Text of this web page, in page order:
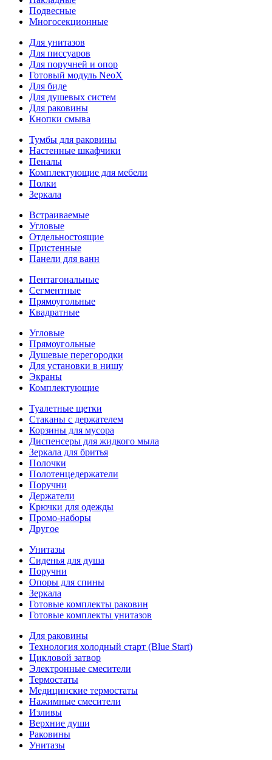
Подвесные
Многосекционные
Для унитазов
Для писсуаров
Для поручней и опор
Готовый модуль NeoX
Для биде
Для душевых систем
Для раковины
Кнопки смыва
Тумбы для раковины
Настенные шкафчики
Пеналы
Комплектующие для мебели
Полки
Зеркала
Встраиваемые
Угловые
Отдельностоящие
Пристенные
Панели для ванн
Пентагональные
Сегментные
Прямоугольные
Квадратные
Угловые
Прямоугольные
Душевые перегородки
Для установки в нишу
Экраны
Комплектующие
Туалетные щетки
Стаканы с держателем
Корзины для мусора
Диспенсеры для жидкого мыла
Зеркала для бритья
Полочки
Полотенцедержатели
Поручни
Держатели
Крючки для одежды
Промо-наборы
Другое
Унитазы
Сиденья для душа
Поручни
Опоры для спины
Зеркала
Готовые комплекты раковин
Готовые комплекты унитазов
Для раковины
Технология холодный старт (Blue Start)
Цикловой затвор
Электронные смесители
Термостаты
Медицинские термостаты
Нажимные смесители
Изливы
Верхние души
Раковины
Унитазы